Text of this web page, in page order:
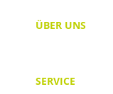
ÜBER UNS
SERVICE